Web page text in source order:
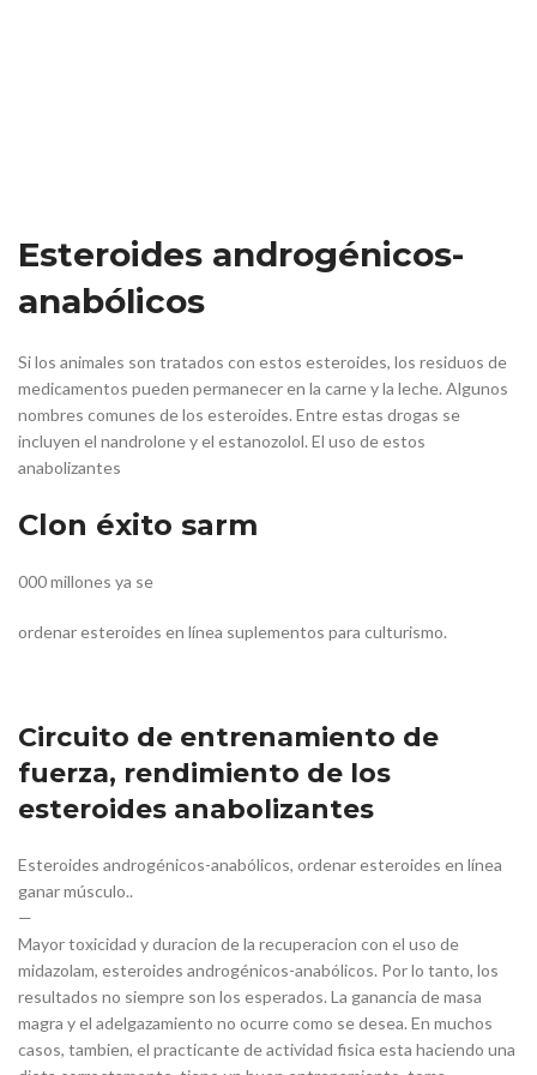
Esteroides androgénicos-
anabólicos
Si los animales son tratados con estos esteroides, los residuos de
medicamentos pueden permanecer en la carne y la leche. Algunos
nombres comunes de los esteroides. Entre estas drogas se
incluyen el nandrolone y el estanozolol. El uso de estos
anabolizantes
Clon éxito sarm
000 millones ya se
ordenar esteroides en línea suplementos para culturismo.
Circuito de entrenamiento de
fuerza, rendimiento de los
esteroides anabolizantes
Esteroides androgénicos-anabólicos, ordenar esteroides en línea
ganar músculo..
—
Mayor toxicidad y duracion de la recuperacion con el uso de
midazolam, esteroides androgénicos-anabólicos. Por lo tanto, los
resultados no siempre son los esperados. La ganancia de masa
magra y el adelgazamiento no ocurre como se desea. En muchos
casos, tambien, el practicante de actividad fisica esta haciendo una